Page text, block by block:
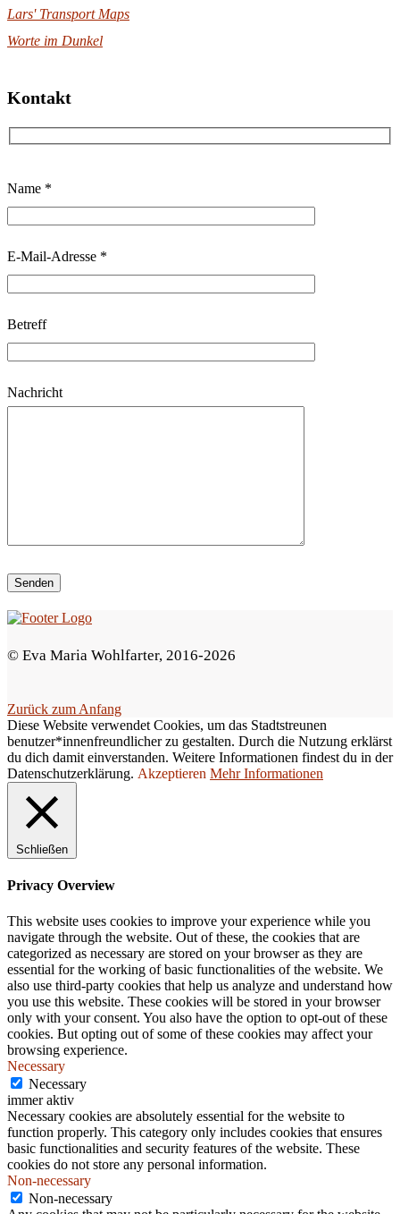
Lars' Transport Maps
Worte im Dunkel
Kontakt
t
t
e
a
s
s
e
s
e
l
l
e
e
Name *
E-Mail-Adresse *
Betreff
Nachricht
© Eva Maria Wohlfarter, 2016-2026
Zurück zum Anfang
Diese Website verwendet Cookies, um das Stadtstreunen
benutzer*innenfreundlicher zu gestalten. Durch die Nutzung erklärst
du dich damit einverstanden. Weitere Informationen findest du in der
Datenschutzerklärung. Akzeptieren Mehr Informationen
Schließen
Privacy Overview
This website uses cookies to improve your experience while you
navigate through the website. Out of these, the cookies that are
categorized as necessary are stored on your browser as they are
essential for the working of basic functionalities of the website. We
also use third-party cookies that help us analyze and understand how
you use this website. These cookies will be stored in your browser
only with your consent. You also have the option to opt-out of these
cookies. But opting out of some of these cookies may affect your
browsing experience.
Necessary
Necessary
immer aktiv
Necessary cookies are absolutely essential for the website to
function properly. This category only includes cookies that ensures
basic functionalities and security features of the website. These
cookies do not store any personal information.
Non-necessary
Non-necessary